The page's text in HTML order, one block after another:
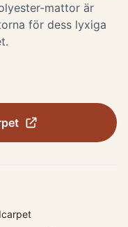
mattor är
för dess lyxiga